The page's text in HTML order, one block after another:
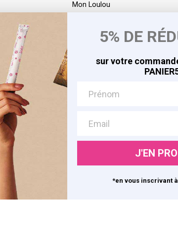
Mon Loulou
A la Conquête de Soi
Rejoignez-nous
© 2026 Edita Conception. Tous droits réservés.
5% DE
sur votre
J'EN
*en vous inscrivant